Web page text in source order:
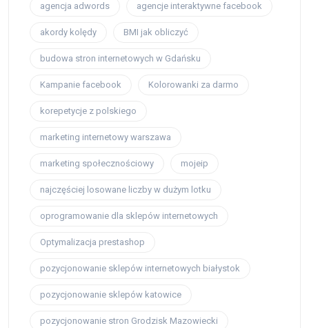
agencja adwords agencje interaktywne facebook
akordy kolędy BMI jak obliczyć
budowa stron internetowych w Gdańsku
Kampanie facebook Kolorowanki za darmo
korepetycje z polskiego
marketing internetowy warszawa
marketing społecznościowy mojeip
najczęściej losowane liczby w dużym lotku
oprogramowanie dla sklepów internetowych
Optymalizacja prestashop
pozycjonowanie sklepów internetowych białystok
pozycjonowanie sklepów katowice
pozycjonowanie stron Grodzisk Mazowiecki